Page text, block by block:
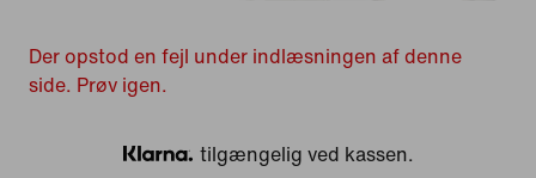
Der opstod en fejl under indlæsningen af denne
side. Prøv igen.
Klarna
tilgængelig ved kassen.